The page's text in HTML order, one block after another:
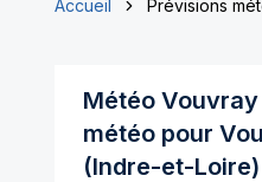
Accueil Prévisions
Météo Vouvray
météo pour
(Indre-et-Loire)